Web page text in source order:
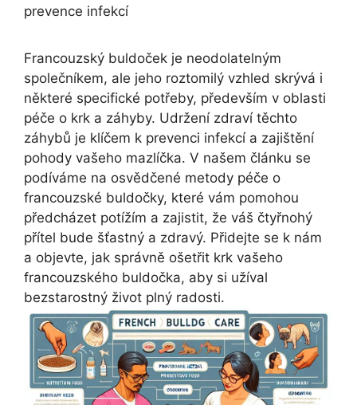
prevence infekcí
Francouzský buldoček je neodolatelným
společníkem, ale jeho roztomilý vzhled skrývá‍ i
některé specifické potřeby, ⁢především v oblasti
péče o krk a záhyby. Udržení zdraví těchto
⁢záhybů ‍je klíčem ​k prevenci infekcí a zajištění
pohody vašeho mazlíčka. V našem článku se
podíváme na​ osvědčené metody péče o⁣
francouzské buldočky, které vám pomohou
předcházet‍ potížím a⁢ zajistit, že ‍váš čtyřnohý⁤
přítel⁢ bude šťastný ​a zdravý. Přidejte se k nám
a objevte, jak správně ošetřit krk ‌vašeho
⁢francouzského buldočka, aby si užíval
bezstarostný život ⁢plný radosti.